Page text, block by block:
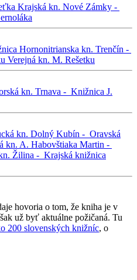
Krajská kn. Nové Zámky -
Hornonitrianska kn. Trenčín -
Verejná kn. M. Rešetku
kn. Trnava - Knižnica J.
kn. Dolný Kubín - Oravská
kn. A. Habovštiaka Martin -
Žilina - Krajská knižnica
hovoria o tom, že kniha je v
už byť aktuálne požičaná. Tu
200 slovenských knižníc, o